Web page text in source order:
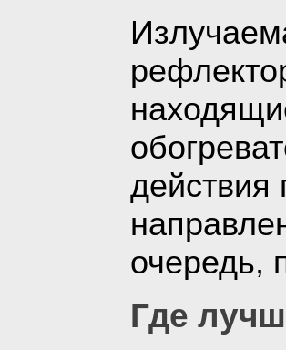
очередь,
Где